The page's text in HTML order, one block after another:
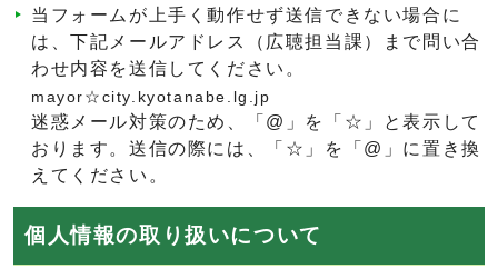
当フォームが上手く動作せず送信できない場合に
は、下記メールアドレス（広聴担当課）まで問い合
わせ内容を送信してください。
mayor☆city.kyotanabe.lg.jp
迷惑メール対策のため、「@」を「☆」と表示して
おります。送信の際には、「☆」を「@」に置き換
えてください。
個人情報の取り扱いについて